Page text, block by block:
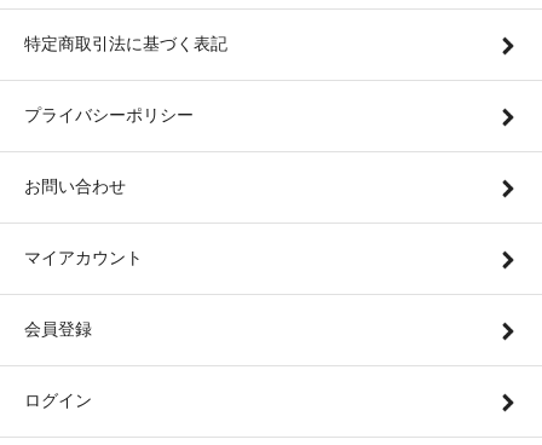
特定商取引法に基づく表記
プライバシーポリシー
お問い合わせ
マイアカウント
会員登録
ログイン